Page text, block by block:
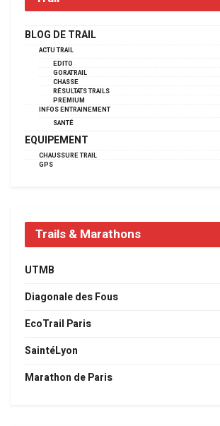
BLOG DE TRAIL
ACTU TRAIL
EDITO
GORATRAIL
CHASSE
RÉSULTATS TRAILS
PREMIUM
INFOS ENTRAINEMENT
SANTÉ
EQUIPEMENT
CHAUSSURE TRAIL
GPS
Trails & Marathons
UTMB
Diagonale des Fous
EcoTrail Paris
SaintéLyon
Marathon de Paris